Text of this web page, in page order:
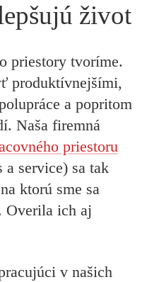
život
priestory tvoríme.
produktívnejšími,
a popritom
Naša firemná
priestoru
a service) sa tak
ktorú sme sa
Overila ich aj
v našich